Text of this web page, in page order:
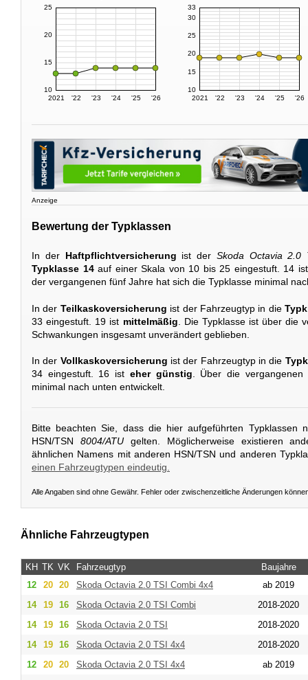
2021 '22 '23 '24 '25 '26
10
15
20
25
2021 '22 '23 '24 '25 '26
10
15
20
25
30
33
Anzeige
Bewertung der Typklassen
In der Haftpflichtversicherung ist der Skoda Octavia 2.0
Typklasse 14auf einer Skala von 10 bis 25 eingestuft. 14
der vergangenen fünf Jahre hat sich die Typklasse minimal
In der Teilkaskoversicherung ist der Fahrzeugtyp in die
33 eingestuft. 19 ist mittelmäßig . Die Typklasse ist über die
Schwankungen insgesamt unverändert geblieben.
In der Vollkaskoversicherung ist der Fahrzeugtyp in die
34 eingestuft. 16 ist eher günstig. Über die
minimal nach unten entwickelt.
Bitte beachten Sie, dass die hier aufgeführten Typklassen
HSN/TSN 8004/ATUgelten. Möglicherweise existieren
ähnlichen Namens mit anderen HSN/TSN und anderen
einen Fahrzeugtypen eindeutig.
Alle Angaben sind ohne Gewähr. Fehler oder zwischenzeitliche Änderungen
Ähnliche Fahrzeugtypen
KH TK VK Fahrzeugtyp
Baujahre
12
20 20 Skoda Octavia 2.0 TSI Combi 4x4 ab 2019
14
19 16 Skoda Octavia 2.0 TSI Combi 2018-2020
14
19 16 Skoda Octavia 2.0 TSI 2018-2020
14
19 16 Skoda Octavia 2.0 TSI 4x4 2018-2020
12
20 20 Skoda Octavia 2.0 TSI 4x4 ab 2019